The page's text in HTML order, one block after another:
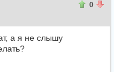
0
а я не слышу